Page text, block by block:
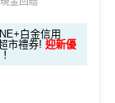
，回贈上限HK
信用卡主卡批核日
限公司發行之渣
次認可簽賬）
賺HK$1,800現
作最少1次HK
白金信用
市禮券! 迎新優